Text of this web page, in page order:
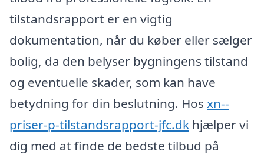
tilstandsrapport er en vigtig
dokumentation, når du køber eller sælger
bolig, da den belyser bygningens tilstand
og eventuelle skader, som kan have
betydning for din beslutning. Hos xn--
priser-p-tilstandsrapport-jfc.dk hjælper vi
dig med at finde de bedste tilbud på